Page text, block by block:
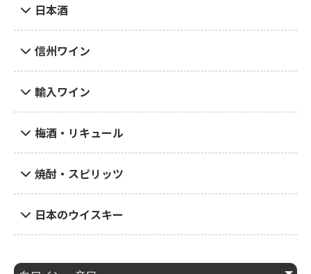
日本酒
信州ワイン
輸入ワイン
梅酒・リキュール
焼酎・スピリッツ
日本のウイスキー